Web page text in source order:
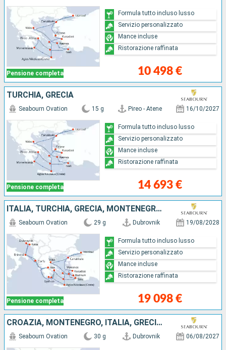
Pensione completa 10 498 €
Formula tutto incluso lusso
Servizio personalizzato
Mance incluse
Ristorazione raffinata
TURCHIA, GRECIA
Pensione completa
Seabourn Ovation 15 g Pireo - Atene 16/10/2027
14 693 €
Formula tutto incluso lusso
Servizio personalizzato
Mance incluse
Ristorazione raffinata
ITALIA, TURCHIA, GRECIA, MONTENEGRO, CROAZIA
Pensione completa
Seabourn Ovation 29 g Dubrovnik 19/08/2028
19 098 €
Formula tutto incluso lusso
Servizio personalizzato
Mance incluse
Ristorazione raffinata
CROAZIA, MONTENEGRO, ITALIA, GRECIA, TURCHIA
Seabourn Ovation 30 g Dubrovnik 06/08/2027